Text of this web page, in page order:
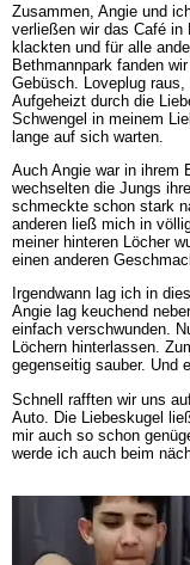
Zusammen, Angie und
verließen wir das Café in
klackten und für alle
Bethmannpark fanden
Gebüsch. Loveplug
Aufgeheizt durch die
Schwengel in meinem
lange auf sich warten.
Auch Angie war in ihrem
wechselten die Jungs
schmeckte schon stark
anderen ließ mich in
meiner hinteren Löcher
einen anderen
Irgendwann lag ich in
Angie lag keuchend
einfach verschwunden.
Löchern hinterlassen.
gegenseitig sauber. Und
Schnell rafften wir uns
Auto. Die Liebeskugel
mir auch so schon
werde ich auch beim